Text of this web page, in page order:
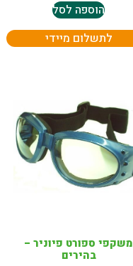
הוספה לסל
לתשלום מיידי
משקפי ספורט פיוניר –
בהירים